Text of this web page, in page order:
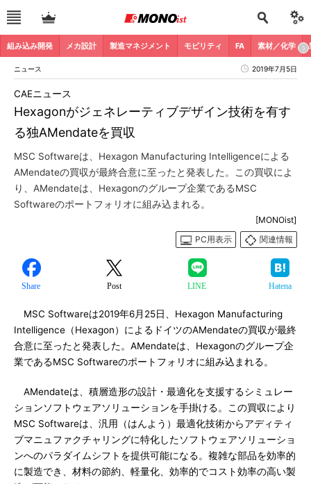
組み込み開発 メカ設計 製造マネジメント モビリティ FA 素材／化学
ニュース 2019年7月5日
Hexagonがジェネレーティブデザイン技術を有す
る独AMendateを買収
CAEニュース
MSC Softwareは、Hexagon Manufacturing Intelligenceによる
AMendateの買収が最終合意に至ったと発表した。この買収によ
り、AMendateは、Hexagonのグループ企業であるMSC
Softwareのポートフォリオに組み込まれる。
[MONOist]
PC用表示
関連情報
Share Post LINE Hatena
MSC Softwareは2019年6月25日、Hexagon Manufacturing
Intelligence（Hexagon）によるドイツのAMendateの買収が最終
合意に至ったと発表した。AMendateは、Hexagonのグループ企
業であるMSC Softwareのポートフォリオに組み込まれる。
AMendateは、積層造形の設計・最適化を支援するシミュレー
ションソフトウェアソリューションを手掛ける。この買収により
MSC Softwareは、汎用（はんよう）最適化技術からアディティ
ブマニュファクチャリングに特化したソフトウェアソリューショ
ンへのパラダイムシフトを提供可能になる。複雑な部品を効率的
に製造でき、材料の節約、軽量化、効率的でコスト効率の高い製